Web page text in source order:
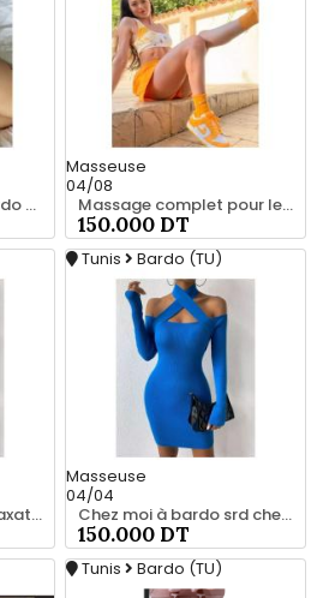
Massage ????‍♂️ à bardo srd chez moi privé 55066248
Masseuse
04/08
Massage complet pour les hommes srd chez moi à bardo 55066248
150.000 DT
Découvrez la vraie relaxation pour les hommes srd 20466285
Tunis Bardo (TU)
Masseuse
04/04
Chez moi à bardo srd chez moi 55066248
150.000 DT
Tunis Bardo (TU)